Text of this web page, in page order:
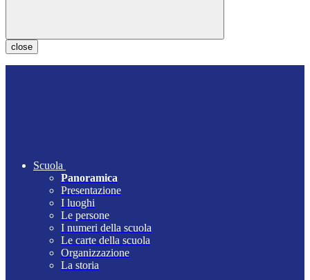
close
Scuola
Panoramica
Presentazione
I luoghi
Le persone
I numeri della scuola
Le carte della scuola
Organizzazione
La storia